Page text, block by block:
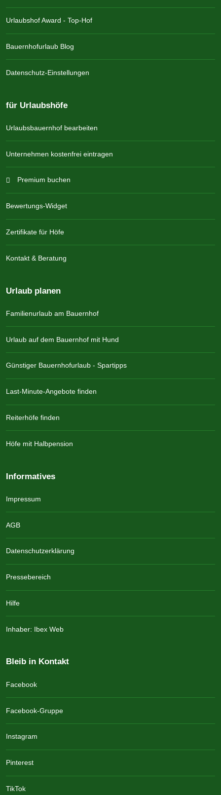
Urlaubshof Award - Top-Hof
Bauernhofurlaub Blog
Datenschutz-Einstellungen
für Urlaubshöfe
Urlaubsbauernhof bearbeiten
Unternehmen kostenfrei eintragen
Premium buchen
Bewertungs-Widget
Zertifikate für Höfe
Kontakt & Beratung
Urlaub planen
Familienurlaub am Bauernhof
Urlaub auf dem Bauernhof mit Hund
Günstiger Bauernhofurlaub - Spartipps
Last-Minute-Angebote finden
Reiterhöfe finden
Höfe mit Halbpension
Informatives
Impressum
AGB
Datenschutzerklärung
Pressebereich
Hilfe
Inhaber: Ibex Web
Bleib in Kontakt
Facebook
Facebook-Gruppe
Instagram
Pinterest
TikTok